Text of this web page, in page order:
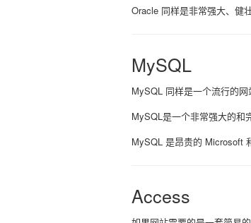
Oracle 同样是非常强大、健
MySQL
MySQL 同样是一个流行的网
MySQL是一个非常强大的和
MySQL 是昂贵的 Microsoft
Access